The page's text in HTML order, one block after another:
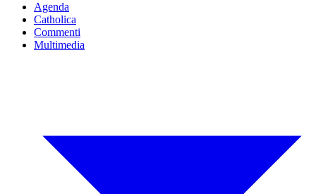
Agenda
Catholica
Commenti
Multimedia